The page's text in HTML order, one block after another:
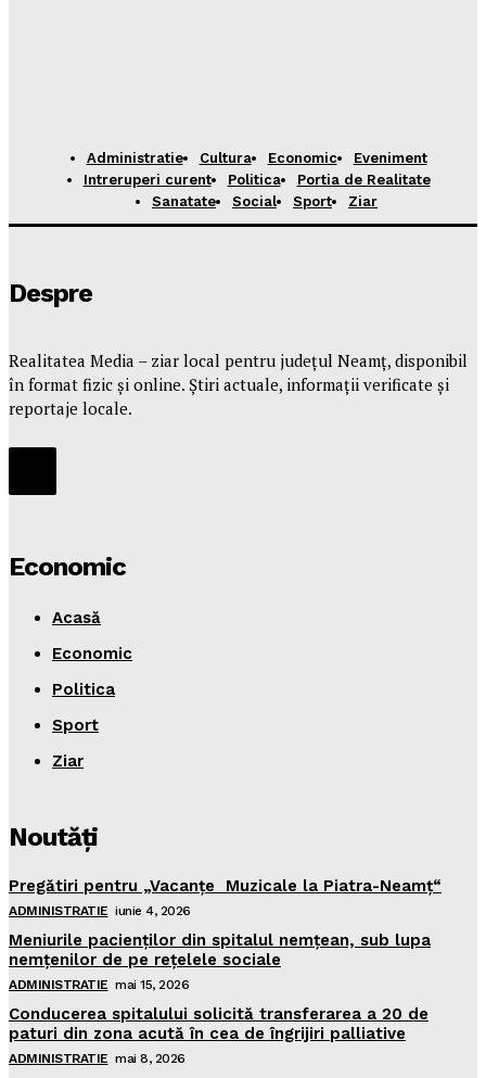
Administratie Cultura Economic
Eveniment
Intreruperi curent
Politica
Portia de Realitate
Sanatate
Social Sport Ziar
Despre
Realitatea Media – ziar local pentru județul Neamț, disponibil
în format fizic și online. Știri actuale, informații verificate și
reportaje locale.
Economic
Acasă
Economic
Politica
Sport
Ziar
Noutăţi
Pregătiri pentru „Vacanţe Muzicale la Piatra-Neamţ“
ADMINISTRATIE iunie 4, 2026
Meniurile pacienţilor din spitalul nemţean, sub lupa
nemţenilor de pe reţelele sociale
ADMINISTRATIE mai 15, 2026
Conducerea spitalului solicită transferarea a 20 de
paturi din zona acută în cea de îngrijiri palliative
ADMINISTRATIE mai 8, 2026